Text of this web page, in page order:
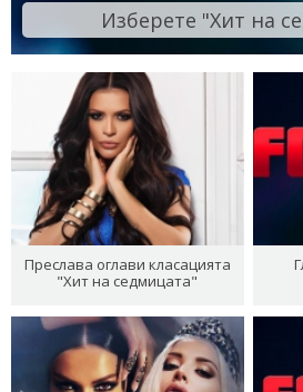
Изберете "Хит на
Преслава оглави класацията
"Хит на седмицата"